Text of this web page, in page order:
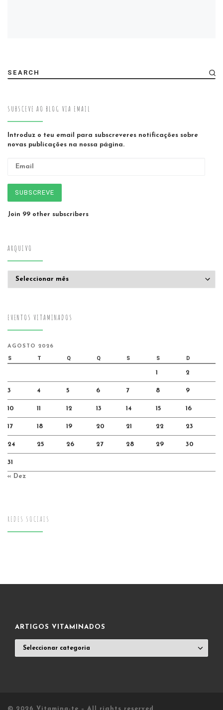
SEARCH
SUBSCEVE AO BLOG VIA EMAIL
Introduz o teu email para subscreveres notificações sobre
novas publicações na nossa página.
SUBSCREVE
Join 99 other subscribers
ARQUIVO
EVENTOS VITAMINADOS
AGOSTO 2026
S T Q Q S S D
1 2
3 4 5 6 7 8 9
10 11 12 13 14 15 16
17 18 19 20 21 22 23
24 25 26 27 28 29 30
31
« Dez
REDES SOCIAIS
ARTIGOS VITAMINADOS
VITAMINADOS